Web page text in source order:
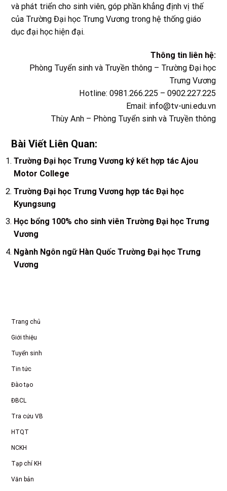
và phát triển cho sinh viên, góp phần khẳng định vị thế
của Trường Đại học Trưng Vương trong hệ thống giáo
dục đại học hiện đại.
Thông tin liên hệ:
Phòng Tuyển sinh và Truyền thông – Trường Đại học
Trưng Vương
Hotline: 0981.266.225 – 0902.227.225
Email: info@tv-uni.edu.vn
Thùy Anh – Phòng Tuyển sinh và Truyền thông
Bài Viết Liên Quan:
Trường Đại học Trưng Vương ký kết hợp tác Ajou
Motor College
Trường Đại học Trưng Vương hợp tác Đại học
Kyungsung
Học bổng 100% cho sinh viên Trường Đại học Trưng
Vương
Ngành Ngôn ngữ Hàn Quốc Trường Đại học Trưng
Vương
Trang chủ
Giới thiệu
Tuyển sinh
Tin tức
Đào tạo
ĐBCL
Tra cứu VB
HTQT
NCKH
Tạp chí KH
Văn bản